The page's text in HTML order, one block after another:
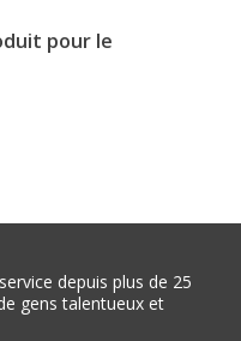
pour le
depuis plus de 25
gens talentueux et